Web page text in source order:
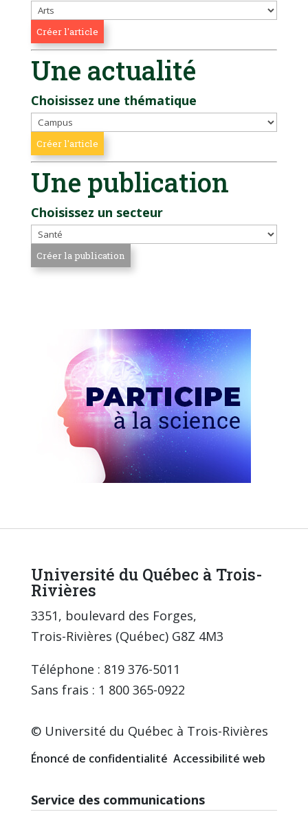
Une actualité
Choisissez une thématique
Une publication
Choisissez un secteur
Université du Québec à Trois-
Rivières
3351, boulevard des Forges,
Trois-Rivières (Québec) G8Z 4M3
Téléphone : 819 376-5011
Sans frais : 1 800 365-0922
© Université du Québec à Trois-Rivières
Énoncé de confidentialité Accessibilité web
Service des communications